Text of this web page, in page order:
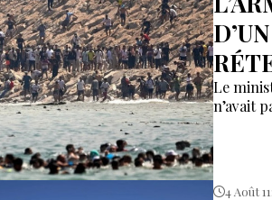
Le
n’avait
4 Août